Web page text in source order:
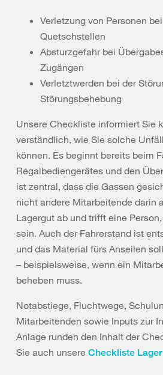
Verletzung von Personen
Quetschstellen
Absturzgefahr bei
Zugängen
Verletztwerden bei der
Störungsbehebung
Unsere Checkliste informiert Sie
verständlich, wie Sie solche
können. Es beginnt bereits beim
Regalbediengerätes und den
ist zentral, dass die Gassen
nicht andere Mitarbeitende darin
Lagergut ab und trifft eine
sein. Auch der Fahrerstand ist
und das Material fürs Anseilen
– beispielsweise, wenn ein
beheben muss.
Notabstiege, Fluchtwege,
Mitarbeitenden sowie Inputs zur
Anlage runden den Inhalt der
Sie auch unsere Checkliste